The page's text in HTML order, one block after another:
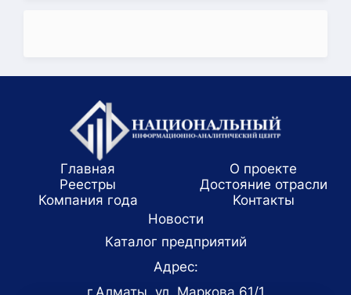
Главная
О проекте
Реестры
Достояние отрасли
Компания года
Koнтaкты
Новости
Каталог предприятий
Адрес:
г.Алматы, ул. Маркова 61/1